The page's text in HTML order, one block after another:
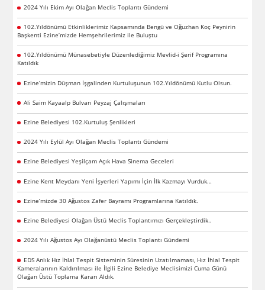
2024 Yılı Ekim Ayı Olağan Meclis Toplantı Gündemi
102.Yıldönümü Etkinliklerimiz Kapsamında Bengü ve Oğuzhan Koç Peynirin
Başkenti Ezine’mizde Hemşehrilerimiz ile Buluştu
102.Yıldönümü Münasebetiyle Düzenlediğimiz Mevlid-i Şerif Programına
Katıldık
Ezine’mizin Düşman İşgalinden Kurtuluşunun 102.Yıldönümü Kutlu Olsun.
Ali Saim Kayaalp Bulvarı Peyzaj Çalışmaları
Ezine Belediyesi 102.Kurtuluş Şenlikleri
2024 Yılı Eylül Ayı Olağan Meclis Toplantı Gündemi
Ezine Belediyesi Yeşilçam Açık Hava Sinema Geceleri
Ezine Kent Meydanı Yeni İşyerleri Yapımı İçin İlk Kazmayı Vurduk…
Ezine’mizde 30 Ağustos Zafer Bayramı Programlarına Katıldık.
Ezine Belediyesi Olağan Üstü Meclis Toplantımızı Gerçekleştirdik..
2024 Yılı Ağustos Ayı Olağanüstü Meclis Toplantı Gündemi
EDS Anlık Hız İhlal Tespit Sisteminin Süresinin Uzatılmaması, Hız İhlal Tespit
Kameralarının Kaldırılması ile İlgili Ezine Belediye Meclisimizi Cuma Günü
Olağan Üstü Toplama Kararı Aldık.